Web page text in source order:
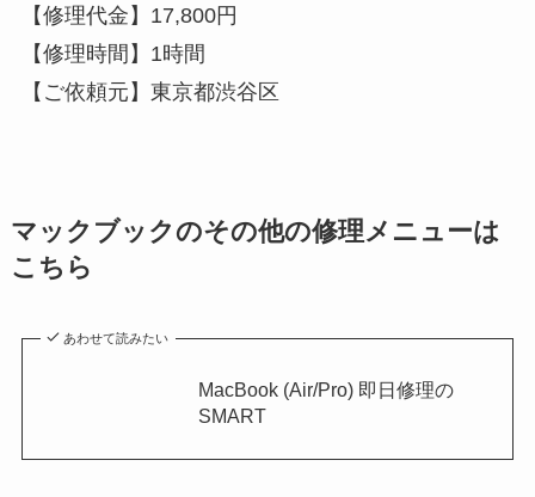
【修理代金】17,800円
【修理時間】1時間
【ご依頼元】東京都渋谷区
マックブックのその他の修理メニューは
こちら
あわせて読みたい
MacBook (Air/Pro) 即日修理の
SMART